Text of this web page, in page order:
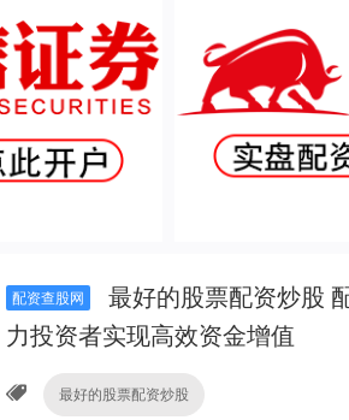
配资查股网
最好的股票配资炒股
力投资者实现高效资金增值
最好的股票配资炒股